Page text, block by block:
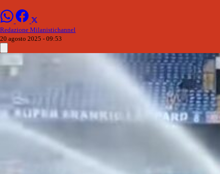
Redazione Milanistichannel
20 agosto 2025 - 09:53